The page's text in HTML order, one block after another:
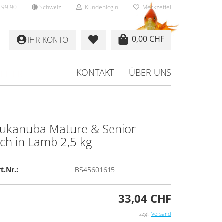
Schweiz Kundenlogin Merkzettel
0,00 CHF
IHR KONTO
KONTAKT ÜBER UNS
Ma­tu­re & Se­ni­or
in Lamb 2,5 kg
BS45601615
33,04 CHF
zzgl. Versand